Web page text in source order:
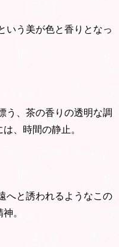
いう美が色と香りとなっ
う、茶の香りの透明な調
、時間の静止。
へと誘われるようなこの
。